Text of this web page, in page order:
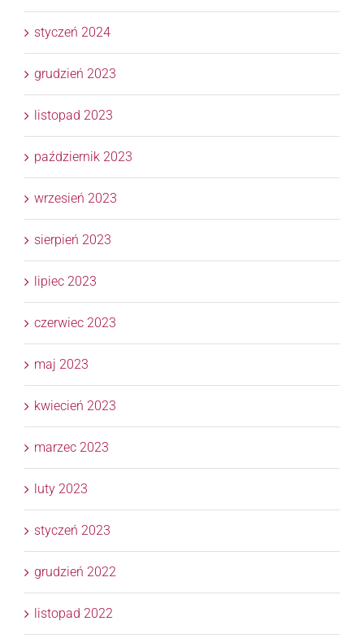
styczeń 2024
grudzień 2023
listopad 2023
październik 2023
wrzesień 2023
sierpień 2023
lipiec 2023
czerwiec 2023
maj 2023
kwiecień 2023
marzec 2023
luty 2023
styczeń 2023
grudzień 2022
listopad 2022